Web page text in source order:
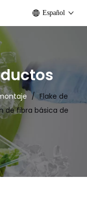
Español
/ Flake de
de fibra básica de